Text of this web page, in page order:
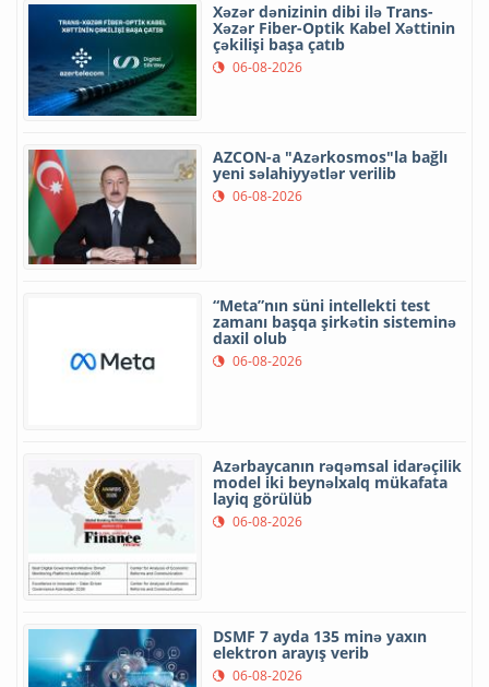
Xəzər dənizinin dibi ilə Trans-
Xəzər Fiber-Optik Kabel Xəttinin
çəkilişi başa çatıb
06-08-2026
AZCON-a "Azərkosmos"la bağlı
yeni səlahiyyətlər verilib
06-08-2026
“Meta”nın süni intellekti test
zamanı başqa şirkətin sisteminə
daxil olub
06-08-2026
Azərbaycanın rəqəmsal idarəçilik
model iki beynəlxalq mükafata
layiq görülüb
06-08-2026
DSMF 7 ayda 135 minə yaxın
elektron arayış verib
06-08-2026